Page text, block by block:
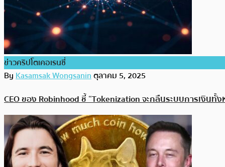
ข่าวคริปโตเคอเรนซี่
ByKasamsak Wongsaninตุลาคม 5, 2025
CEO ของ Robinhood ชี้ “Tokenization จะกลืนระบบการเงิ